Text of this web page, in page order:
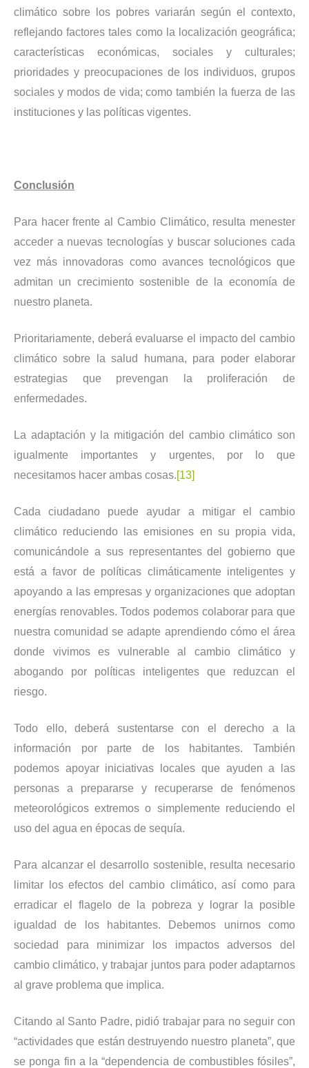
climático sobre los pobres variarán según el contexto,
reflejando factores tales como la localización geográfica;
características económicas, sociales y culturales;
prioridades y preocupaciones de los individuos, grupos
sociales y modos de vida; como también la fuerza de las
instituciones y las políticas vigentes.
Conclusión
Para hacer frente al Cambio Climático, resulta menester
acceder a nuevas tecnologías y buscar soluciones cada
vez más innovadoras como avances tecnológicos que
admitan un crecimiento sostenible de la economía de
nuestro planeta.
Prioritariamente, deberá evaluarse el impacto del cambio
climático sobre la salud humana, para poder elaborar
estrategias que prevengan la proliferación de
enfermedades.
La adaptación y la mitigación del cambio climático son
igualmente importantes y urgentes, por lo que
necesitamos hacer ambas cosas.[13]
Cada ciudadano puede ayudar a mitigar el cambio
climático reduciendo las emisiones en su propia vida,
comunicándole a sus representantes del gobierno que
está a favor de políticas climáticamente inteligentes y
apoyando a las empresas y organizaciones que adoptan
energías renovables. Todos podemos colaborar para que
nuestra comunidad se adapte aprendiendo cómo el área
donde vivimos es vulnerable al cambio climático y
abogando por políticas inteligentes que reduzcan el
riesgo.
Todo ello, deberá sustentarse con el derecho a la
información por parte de los habitantes. También
podemos apoyar iniciativas locales que ayuden a las
personas a prepararse y recuperarse de fenómenos
meteorológicos extremos o simplemente reduciendo el
uso del agua en épocas de sequía.
Para alcanzar el desarrollo sostenible, resulta necesario
limitar los efectos del cambio climático, así como para
erradicar el flagelo de la pobreza y lograr la posible
igualdad de los habitantes. Debemos unirnos como
sociedad para minimizar los impactos adversos del
cambio climático, y trabajar juntos para poder adaptarnos
al grave problema que implica.
Citando al Santo Padre, pidió trabajar para no seguir con
“actividades que están destruyendo nuestro planeta”, que
se ponga fin a la “dependencia de combustibles fósiles”,